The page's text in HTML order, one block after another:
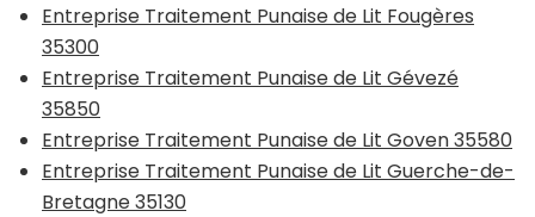
Entreprise Traitement Punaise de Lit Fougères
35300
Entreprise Traitement Punaise de Lit Gévezé
35850
Entreprise Traitement Punaise de Lit Goven 35580
Entreprise Traitement Punaise de Lit Guerche-de-
Bretagne 35130